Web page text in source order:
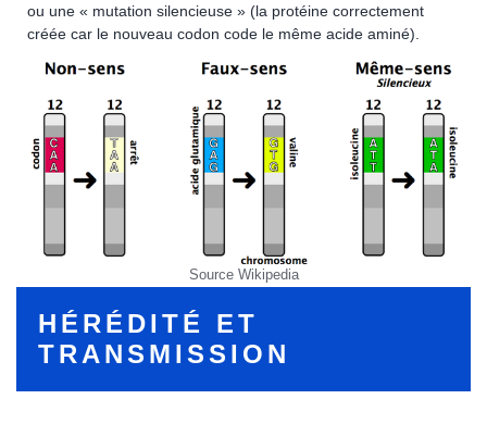
ou une « mutation silencieuse » (la protéine correctement
créée car le nouveau codon code le même acide aminé).
Source Wikipedia
HÉRÉDITÉ ET
TRANSMISSION